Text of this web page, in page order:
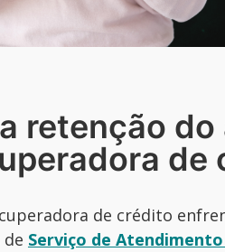
retenção
de
de crédito
Serviço de